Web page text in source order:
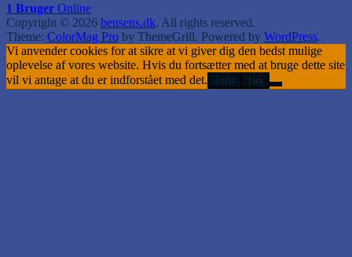
1 Bruger Online
Copyright © 2026 bensens.dk. All rights reserved.
Theme: ColorMag Pro by ThemeGrill. Powered by WordPress.
Vi anvender cookies for at sikre at vi giver dig den bedst mulige
oplevelse af vores website. Hvis du fortsætter med at bruge dette site
vil vi antage at du er indforstået med det. Jeps Nej